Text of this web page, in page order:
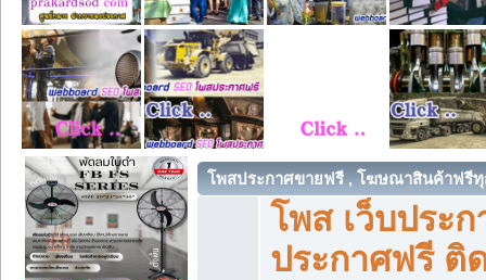
โพสประกาศขายฟรี , โฆษณาสินค้าฟรี
โพส เว็บประก
ประกาศฟรี ติ